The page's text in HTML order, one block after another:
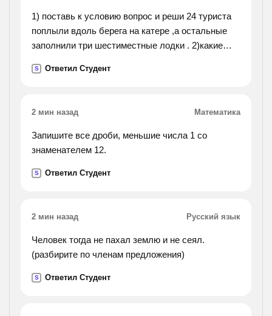
1) поставь к условию вопрос и реши 24 туриста
поплыли вдоль берега на катере ,а остальные
заполнили три шестиместные лодки . 2)какие
условию ? запиши найденые вопросы и реши
получилась с избыточными данными ? если да
,то запиши кратко получившуюся и подчеркни в
ней лишние данные .4) измени текст так ,чтобы
S Ответил Студент
2 мин назад Математика
Запишите все дроби, меньшие числа 1 со
знаменателем 12.
S Ответил Студент
2 мин назад Русский язык
Человек тогда не пахал землю и не сеял.
(разбирите по членам предложения)
S Ответил Студент